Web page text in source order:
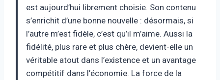
est aujourd’hui librement choisie. Son contenu
s’enrichit d’une bonne nouvelle : désormais, si
l’autre m’est fidèle, c’est qu’il m’aime. Aussi la
fidélité, plus rare et plus chère, devient-elle un
véritable atout dans l’existence et un avantage
compétitif dans l’économie. La force de la